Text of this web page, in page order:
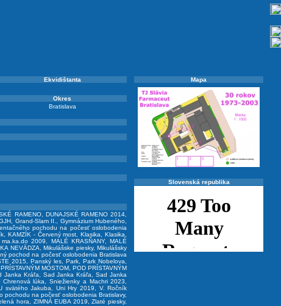
Ekvidištanta
Okres
Bratislava
RAMENO, DUNAJSKÉ RAMENO 2014,
, Grand-Slam II., Gymnázium Hubeného,
pochodu na počesť oslobodenia
, KAMZÍK - Červený most, Klasika, Klasika,
ma.ka.do 2009, MALÉ KRASŇANY, MALÉ
NEVÄDZA, Mikulášske piesky, Mikulášsky
pochod na počesť oslobodenia Bratislava
2015, Panský les, Park, Park Nobelova,
MOSTOM, POD PRÍSTAVNÝM
Janka Kráľa, Sad Janka Kráľa,Sad Janka
Chrenová lúka,Sniežienky a Machri 2023,
svätého Jakuba, Uni Hry 2019, V. Ročník
pochodu na počesť oslobodenia Bratislavy,
hora, ZIMNÁ EUBA 2019,Zlaté piesky,
Mapa
Slovenská republika